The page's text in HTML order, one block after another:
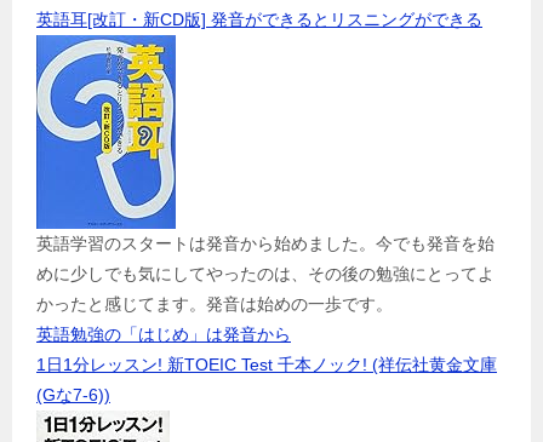
英語耳[改訂・新CD版] 発音ができるとリスニングができる
英語学習のスタートは発音から始めました。今でも発音を始
めに少しでも気にしてやったのは、その後の勉強にとってよ
かったと感じてます。発音は始めの一歩です。
英語勉強の「はじめ」は発音から
1日1分レッスン! 新TOEIC Test 千本ノック! (祥伝社黄金文庫
(Gな7-6))